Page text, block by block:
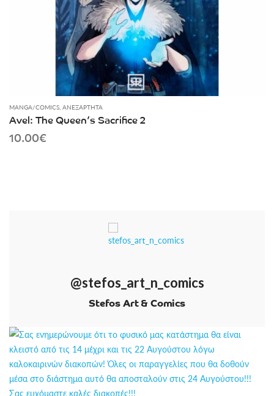
MANGA/COMICS, ΑΝΕΞΆΡΤΗΤΑ
Avel: The Queen’s Sacrifice 2
10.00€
@stefos_art_n_comics
Stefos Art & Comics